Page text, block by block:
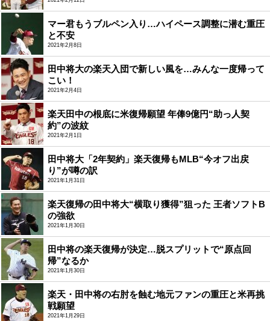
マー君もうブルペン入り…ハイペース調整に潜む重圧
と不安
2021年2月8日
田中将大の楽天入団で新しい風を…みんな一度帰って
こい！
2021年2月4日
楽天田中の根底に米復帰願望 年俸9億円“助っ人契
約”の波紋
2021年2月1日
田中将大「2年契約」楽天復帰もMLB“今オフ出戻
り”が噂の訳
2021年1月31日
楽天復帰の田中将大“横取り獲得”狙った 王者ソフトB
の強欲
2021年1月30日
田中将の楽天復帰が決定…脱スプリットで“原点回
帰”なるか
2021年1月30日
楽天・田中将の右肘を蝕む地元ファンの重圧と米再挑
戦願望
2021年1月29日